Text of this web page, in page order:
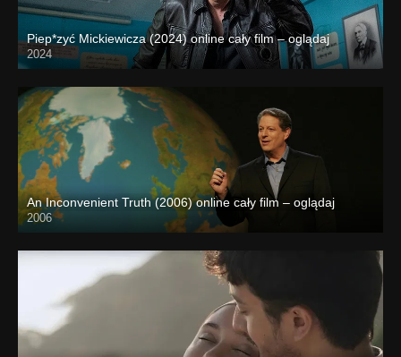
Piep*zyć Mickiewicza (2024) online cały film – oglądaj
2024
An Inconvenient Truth (2006) online cały film – oglądaj
2006